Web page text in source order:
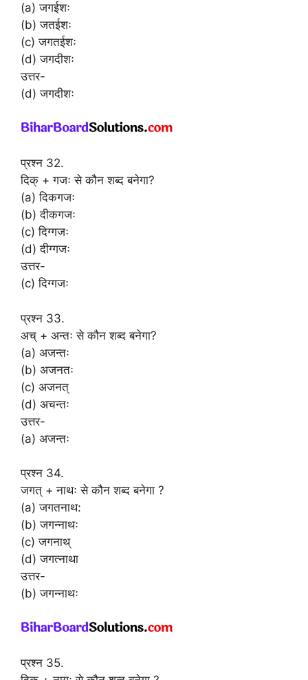
(a) जगईशः
(b) जतईशः
(c) जगतईशः
(d) जगदीशः
उत्तर-
(d) जगदीशः
प्रश्न 32.
दिक् + गजः से कौन शब्द बनेगा?
(a) दिकगजः
(b) दीकगजः
(c) दिग्गजः
(d) दीग्गजः
उत्तर-
(c) दिग्गजः
प्रश्न 33.
अच् + अन्तः से कौन शब्द बनेगा?
(a) अजन्तः
(b) अजनतः
(c) अजनत्
(d) अचन्तः
उत्तर-
(a) अजन्तः
प्रश्न 34.
जगत् + नाथः से कौन शब्द बनेगा ?
(a) जगतनाथ:
(b) जगन्नाथः
(c) जगनाथ्
(d) जगत्नाथा
उत्तर-
(b) जगन्नाथः
प्रश्न 35.